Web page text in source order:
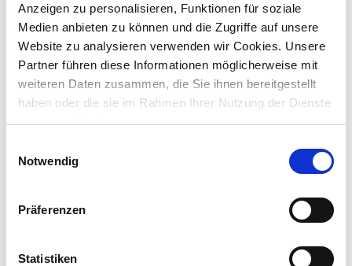
Anzeigen zu personalisieren, Funktionen für soziale
Medien anbieten zu können und die Zugriffe auf unsere
Website zu analysieren verwenden wir Cookies. Unsere
Partner führen diese Informationen möglicherweise mit
weiteren Daten zusammen, die Sie ihnen bereitgestellt
haben oder die sie im Rahmen Ihrer Nutzung der Dienste
gesammelt haben.
Notwendig
Präferenzen
Statistiken
Um Abholung im Markt nutzen zu können, wähle zunächst
einen Markt
Verfügbarkeit:
Jetzt prüfen und Markt auswählen
Menge